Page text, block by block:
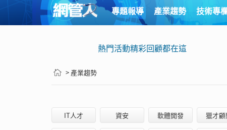
專題報導 產業趨勢 技術專
熱門活動精彩回顧都在這
> 產業趨勢
IT人才 資安 軟體開發 獵才顧